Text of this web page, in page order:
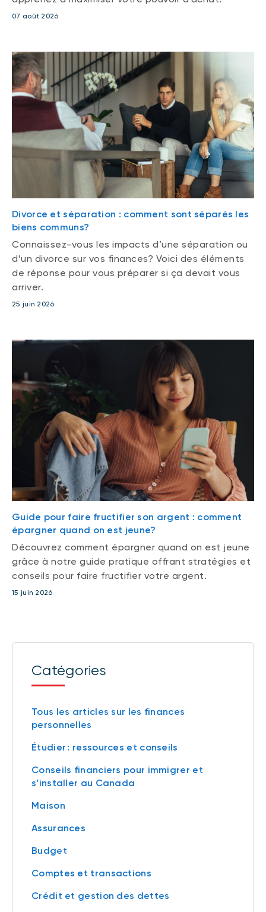
07 août 2026
Divorce et séparation : comment sont séparés les
biens communs?
Connaissez-vous les impacts d’une séparation ou
d’un divorce sur vos finances? Voici des éléments
de réponse pour vous préparer si ça devait vous
arriver.
25 juin 2026
Guide pour faire fructifier son argent : comment
épargner quand on est jeune?
Découvrez comment épargner quand on est jeune
grâce à notre guide pratique offrant stratégies et
conseils pour faire fructifier votre argent.
15 juin 2026
Catégories
Tous les articles sur les finances
personnelles
Étudier : ressources et conseils
Conseils financiers pour immigrer et
s’installer au Canada
Maison
Assurances
Budget
Comptes et transactions
Crédit et gestion des dettes